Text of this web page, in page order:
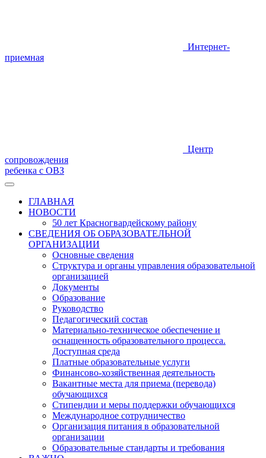
Интернет-
приемная
Центр
сопровождения
ребенка с ОВЗ
ГЛАВНАЯ
НОВОСТИ
50 лет Красногвардейскому району
СВЕДЕНИЯ ОБ ОБРАЗОВАТЕЛЬНОЙ
ОРГАНИЗАЦИИ
Основные сведения
Структура и органы управления образовательной
организацией
Документы
Образование
Руководство
Педагогический состав
Материально-техническое обеспечение и
оснащенность образовательного процесса.
Доступная среда
Платные образовательные услуги
Финансово-хозяйственная деятельность
Вакантные места для приема (перевода)
обучающихся
Стипендии и меры поддержки обучающихся
Международное сотрудничество
Организация питания в образовательной
организации
Образовательные стандарты и требования